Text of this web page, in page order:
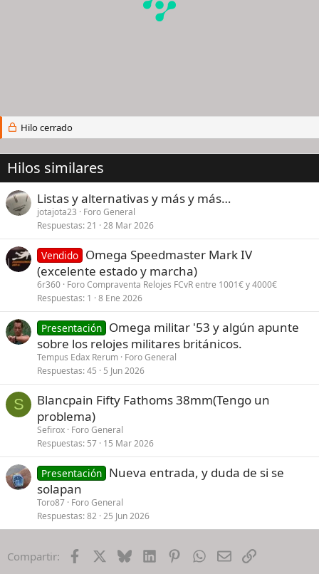
Hilo cerrado
Hilos similares
Listas y alternativas y más y más…
jotajota23
Foro General
Respuestas 21 28 Mar 2026
Vendido Omega Speedmaster Mark IV
(excelente estado y marcha)
6r360 Foro Compraventa Relojes FCvR entre 1001€ y 4000€
Respuestas 1 8 Ene 2026
Presentación Omega militar '53 y algún apunte
sobre los relojes militares británicos.
Tempus Edax Rerum Foro General
Respuestas 45 5 Jun 2026
S
Blancpain Fifty Fathoms 38mm(Tengo un
problema)
Sefirox Foro General
Respuestas 57 15 Mar 2026
Presentación Nueva entrada, y duda de si se
solapan
Toro87 Foro General
Respuestas 82 25 Jun 2026
Compartir: Facebook BlueskyLinkedInPinterestWhatsApp
EmailEnlace